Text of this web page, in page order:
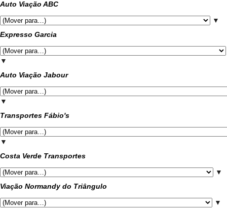
Auto Viação ABC
▼
Expresso Garcia
▼
Auto Viação Jabour
▼
Transportes Fábio's
▼
Costa Verde Transportes
▼
Viação Normandy do Triângulo
▼